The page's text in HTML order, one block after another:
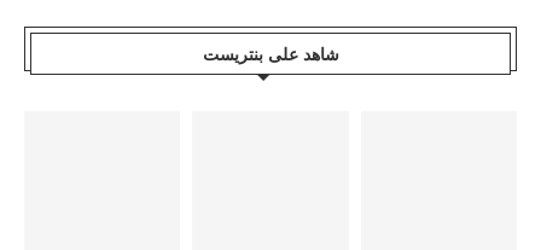
شاهد على بنتريست